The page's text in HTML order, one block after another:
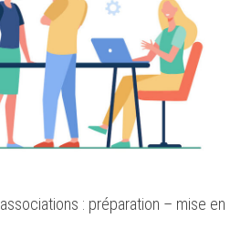
: préparation – mise en